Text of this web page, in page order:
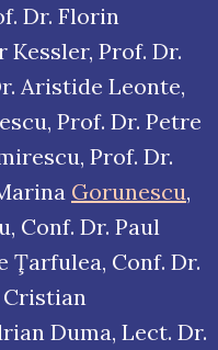
Dr. Florin
Kessler, Prof. Dr.
Aristide Leonte,
Prof. Dr. Petre
Prof. Dr.
Gorunescu,
Conf. Dr. Paul
Ţarfulea, Conf. Dr.
Cristian
Duma, Lect. Dr.